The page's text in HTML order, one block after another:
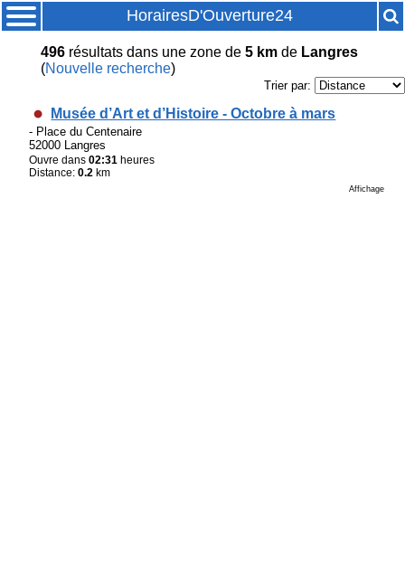
HorairesD'Ouverture24
496résultatsdans une zone de 5 kmde Langres
(Nouvelle recherche)
Trier par:
Musée d’Art et d’Histoire - Octobre à mars
- Place du Centenaire
52000 Langres
Ouvre dans02:31 heures
Distance:0.2 km
Affichage